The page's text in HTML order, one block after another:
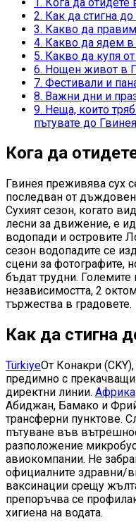
2. Как да стигна
3. Какво да
4. Какво да ядем в
5. Какво да купя
6. Нощен живот в
7. Фестивали и
8. Важни дни и
9. Неща, които
пътувате до Гвинея
Кога да
Гвинея преживява сух
последван от
Сухият сезон, когато
лесни за движение, е
водопади и островите
сезон водопадите се
сцени за фотографите,
бъдат трудни.
независимостта, 2
тържества в градовете.
Как да стигна
TürkiyeОт Конакри
предимно с
директни линии. Африка
Абиджан, Бамако и
трансферни пунктове.
пътуване във
разположение
авиокомпании. Не
официалните здравни/
ваксинации срещу
препоръчва се
хигиена на водата.